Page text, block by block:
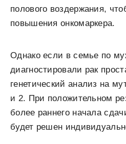
полового воздержания,
повышения онкомаркера.
Однако если в семье по
диагностировали рак
генетический анализ на
и 2. При положительном
более раннего начала
будет решен